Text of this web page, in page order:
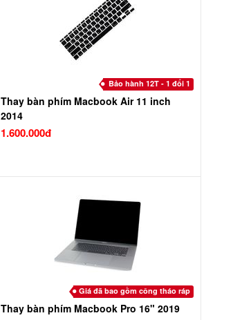
Bảo hành 12T - 1 đổi 1
Thay bàn phím Macbook Air 11 inch
2014
1.600.000đ
Giá đã bao gồm công tháo ráp
Thay bàn phím Macbook Pro 16" 2019